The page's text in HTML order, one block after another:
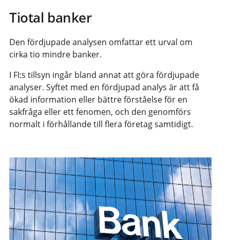
Tiotal banker
Den fördjupade analysen omfattar ett urval om
cirka tio mindre banker.
I FI:s tillsyn ingår bland annat att göra fördjupade
analyser. Syftet med en fördjupad analys är att få
ökad information eller bättre förståelse för en
sakfråga eller ett fenomen, och den genomförs
normalt i förhållande till flera företag samtidigt.